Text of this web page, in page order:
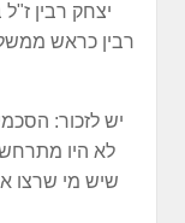
יש לזכור:
לא היו
שיש מי שרצו